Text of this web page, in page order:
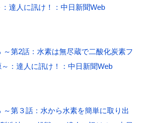
達人に訊け！：中日新聞Web
～第2話：水素は無尽蔵で二酸化炭素フ
：達人に訊け！：中日新聞Web
～第３話：水から水素を簡単に取り出